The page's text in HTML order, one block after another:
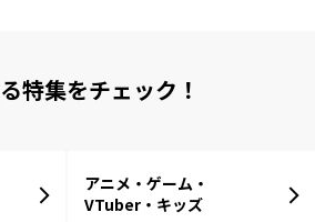
特集をチェック！
アニメ・ゲーム・
VTuber・キッズ